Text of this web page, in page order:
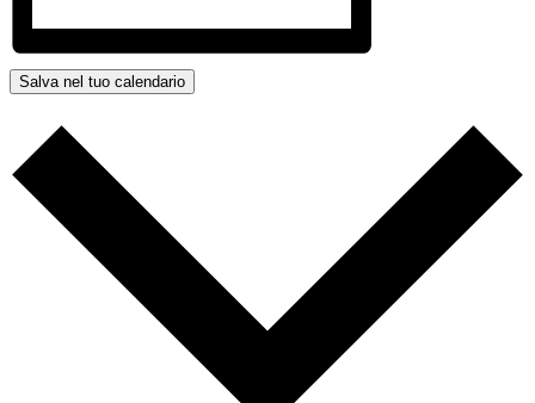
Salva nel tuo calendario